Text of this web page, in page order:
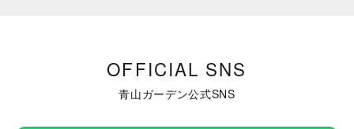
OFFICIAL SNS
青山ガーデン公式SNS